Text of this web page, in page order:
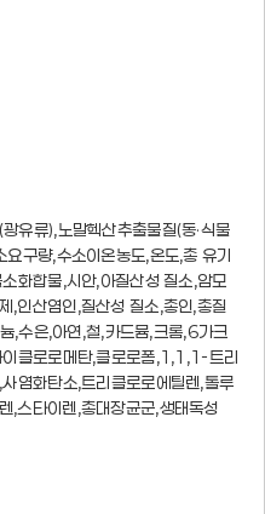
유류),노말헥산추출물질(동·식물
구량,수소이온농도,온도,총 유기
화합물,시안,아질산성 질소,암모
,인산염인,질산성 질소,총인,총질
,수은,아연,철,카드뮴,크롬,6가크
클로로메탄,클로로폼,1,1,1-트리
염화탄소,트리클로로에틸렌,톨루
,스타이렌,총대장균군,생태독성